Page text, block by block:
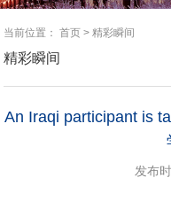
当前位置：首页 >精彩瞬间
精彩瞬间
An Iraqi participant is
发布